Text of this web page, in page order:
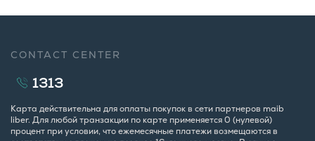
CONTACT CENTER
1313
Карта действительна для оплаты покупок в сети партнеров maib
liber. Для любой транзакции по карте применяется 0 (нулевой)
процент при условии, что ежемесячные платежи возмещаются в